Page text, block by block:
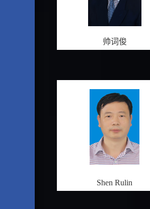
帅词俊
Shen Rulin